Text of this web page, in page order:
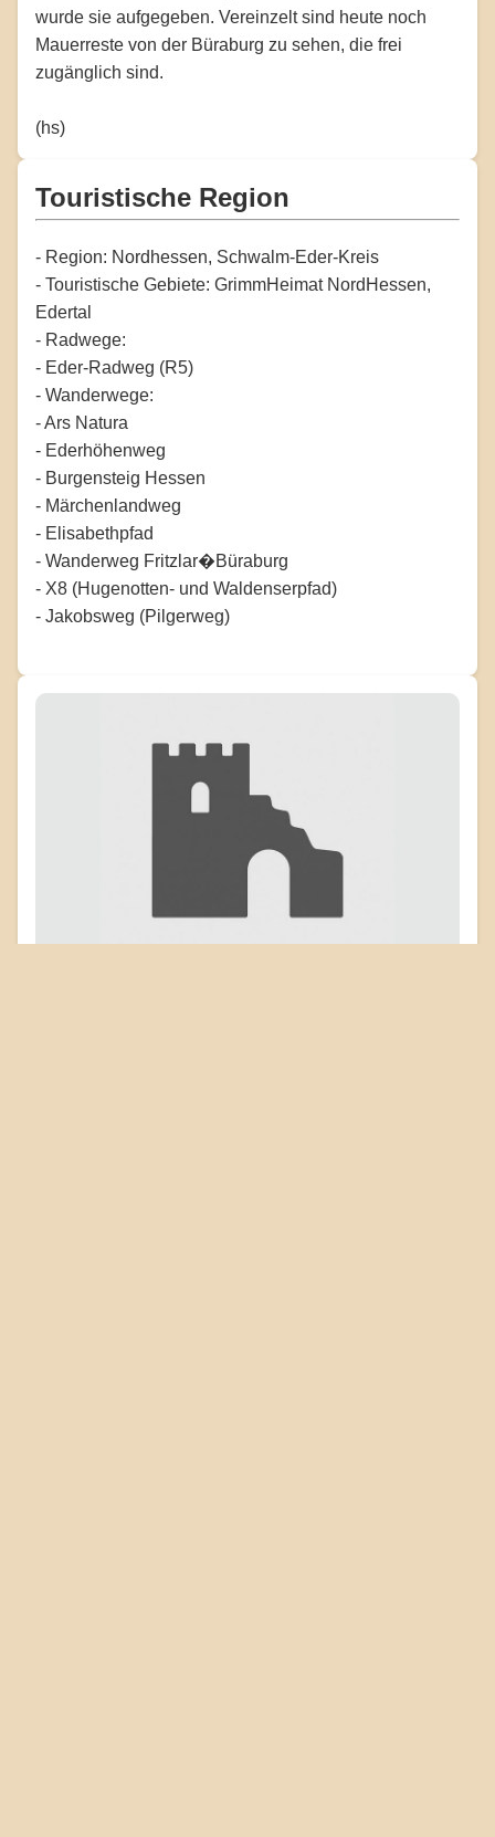
wurde sie aufgegeben. Vereinzelt sind heute noch
Mauerreste von der Büraburg zu sehen, die frei
zugänglich sind.
(hs)
Touristische Region
- Region: Nordhessen, Schwalm-Eder-Kreis
- Touristische Gebiete: GrimmHeimat NordHessen,
Edertal
- Radwege:
- Eder-Radweg (R5)
- Wanderwege:
- Ars Natura
- Ederhöhenweg
- Burgensteig Hessen
- Märchenlandweg
- Elisabethpfad
- Wanderweg Fritzlar�Büraburg
- X8 (Hugenotten- und Waldenserpfad)
- Jakobsweg (Pilgerweg)